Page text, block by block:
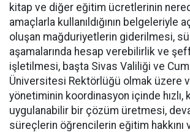
kitap ve diğer eğitim ücretlerinin
amaçlarla kullanıldığının belgeleriyle
oluşan mağduriyetlerin giderilmesi,
aşamalarında hesap verebilirlik ve
işletilmesi, başta Sivas Valiliği ve
Üniversitesi Rektörlüğü olmak üzere
yönetiminin koordinasyon içinde hızlı,
uygulanabilir bir çözüm üretmesi,
süreçlerin öğrencilerin eğitim hakkını